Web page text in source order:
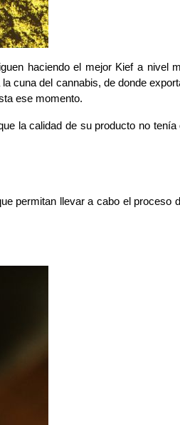
haciendo el mejor Kief a nivel
cuna del cannabis, de donde
ese momento.
la calidad de su producto no
permitan llevar a cabo el proceso